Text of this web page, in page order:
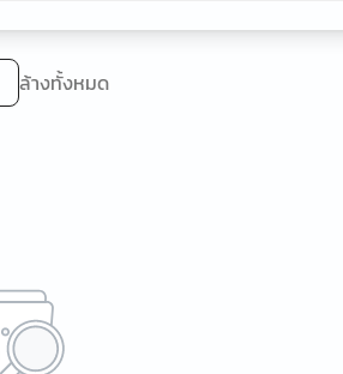
ล้างทั้งหมด